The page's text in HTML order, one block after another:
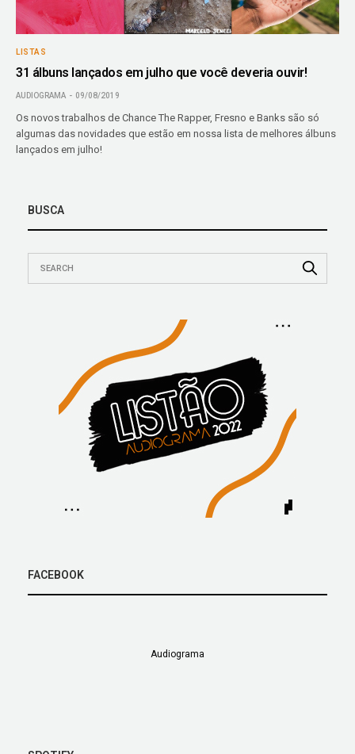
LISTAS
31 álbuns lançados em julho que você deveria ouvir!
AUDIOGRAMA 09/08/2019
Os novos trabalhos de Chance The Rapper, Fresno e Banks são só
algumas das novidades que estão em nossa lista de melhores álbuns
lançados em julho!
BUSCA
FACEBOOK
Audiograma